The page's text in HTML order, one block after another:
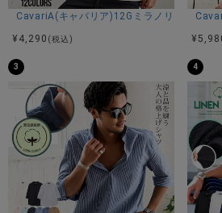
CavariA(キャバリア)12Gミラノリブクルー
¥ 4,290 (税込)
¥
3 4